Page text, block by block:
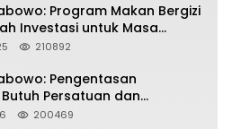
Program Makan Bergizi
Investasi untuk Masa
210892
Pengentasan
Persatuan dan
yang Bertanggung Jawab
200469